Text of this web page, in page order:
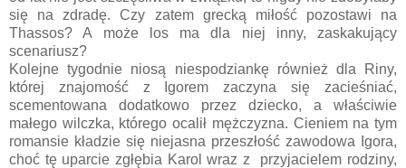
się na zdradę. Czy zatem grecką miłość pozostawi na
Thassos? A może los ma dla niej inny, zaskakujący
scenariusz?
Kolejne tygodnie niosą niespodziankę również dla Riny,
której znajomość z Igorem zaczyna się zacieśniać,
scementowana dodatkowo przez dziecko, a właściwie
małego wilczka, którego ocalił mężczyzna. Cieniem na tym
romansie kładzie się niejasna przeszłość zawodowa Igora,
choć tę uparcie zgłębia Karol wraz z przyjacielem rodziny,